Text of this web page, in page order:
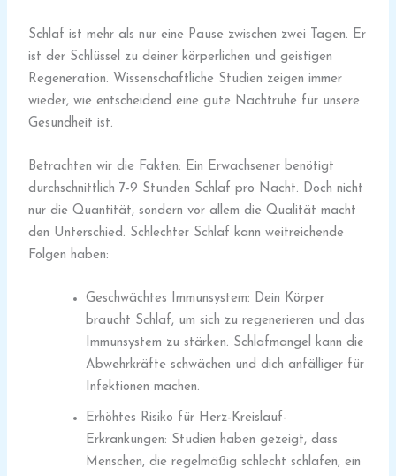
Schlaf ist mehr als nur eine Pause zwischen zwei Tagen. Er
ist der Schlüssel zu deiner körperlichen und geistigen
Regeneration. Wissenschaftliche Studien zeigen immer
wieder, wie entscheidend eine gute Nachtruhe für unsere
Gesundheit ist.
Betrachten wir die Fakten: Ein Erwachsener benötigt
durchschnittlich 7-9 Stunden Schlaf pro Nacht. Doch nicht
nur die Quantität, sondern vor allem die Qualität macht
den Unterschied. Schlechter Schlaf kann weitreichende
Folgen haben:
Geschwächtes Immunsystem: Dein Körper
braucht Schlaf, um sich zu regenerieren und das
Immunsystem zu stärken. Schlafmangel kann die
Abwehrkräfte schwächen und dich anfälliger für
Infektionen machen.
Erhöhtes Risiko für Herz-Kreislauf-
Erkrankungen: Studien haben gezeigt, dass
Menschen, die regelmäßig schlecht schlafen, ein